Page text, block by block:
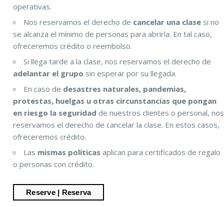
operativas.
Nos reservamos el derecho de cancelar una clase si no
se alcanza el mínimo de personas para abrirla. En tal caso,
ofreceremos crédito o reembolso.
Si llega tarde a la clase, nos reservamos el derecho de
adelantar el grupo sin esperar por su llegada.
En caso de desastres naturales, pandemias,
protestas, huelgas u otras circunstancias que pongan
en riesgo la seguridad de nuestros clientes o personal, nos
reservamos el derecho de cancelar la clase. En estos casos,
ofreceremos crédito.
Las mismas políticas aplican para certificados de regalo
o personas con crédito.